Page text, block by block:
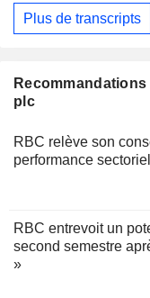
Plus de transcripts
plc
RBC relève son
performance
RBC entrevoit un
second semestre
»